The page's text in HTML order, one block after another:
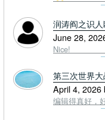
润涛阎之识
June 28,
Nice!
第三次世界
April 4, 2026
编辑得真好，